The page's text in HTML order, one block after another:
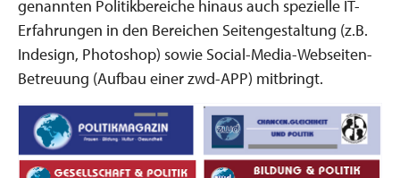
genannten Politikbereiche hinaus auch spezielle IT-
Erfahrungen in den Bereichen Seitengestaltung (z.B.
Indesign, Photoshop) sowie Social-Media-Webseiten-
Betreuung (Aufbau einer zwd-APP) mitbringt.